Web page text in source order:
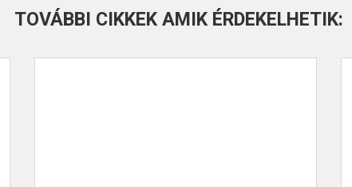
TOVÁBBI CIKKEK AMIK ÉRDEKELHETIK: